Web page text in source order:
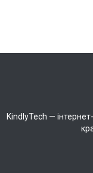
KindlyTech —